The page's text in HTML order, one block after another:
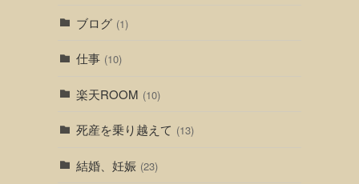
ブログ (1)
仕事 (10)
楽天ROOM (10)
死産を乗り越えて (13)
結婚、妊娠 (23)